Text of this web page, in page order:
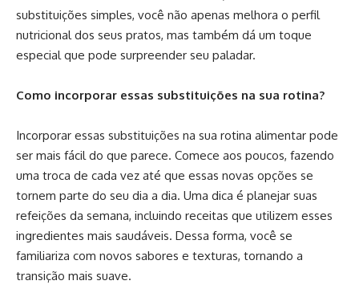
substituições simples, você não apenas melhora o perfil
nutricional dos seus pratos, mas também dá um toque
especial que pode surpreender seu paladar.
Como incorporar essas substituições na sua rotina?
Incorporar essas substituições na sua rotina alimentar pode
ser mais fácil do que parece. Comece aos poucos, fazendo
uma troca de cada vez até que essas novas opções se
tornem parte do seu dia a dia. Uma dica é planejar suas
refeições da semana, incluindo receitas que utilizem esses
ingredientes mais saudáveis. Dessa forma, você se
familiariza com novos sabores e texturas, tornando a
transição mais suave.